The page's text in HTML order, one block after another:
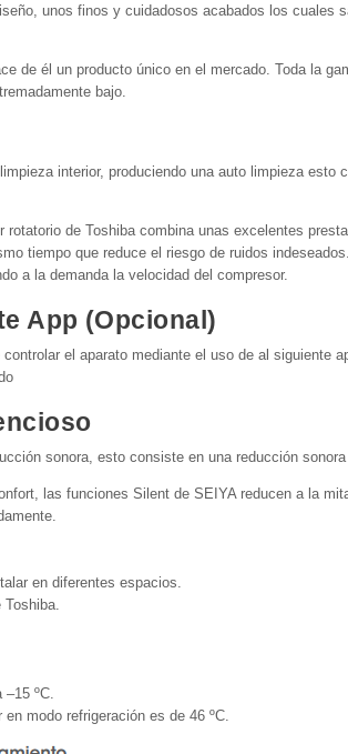
unos finos y cuidadosos acabados los
de él un producto único en el mercado. Toda la
bajo.
interior, produciendo una auto limpieza
rotatorio de Toshiba combina unas excelentes
tiempo que reduce el riesgo de ruidos
a la demanda la velocidad del compresor.
App (Opcional)
el aparato mediante el uso de al siguiente
sonora, esto consiste en una reducción
las funciones Silent de SEIYA reducen a la
en diferentes espacios.
ºC.
modo refrigeración es de 46 ºC.